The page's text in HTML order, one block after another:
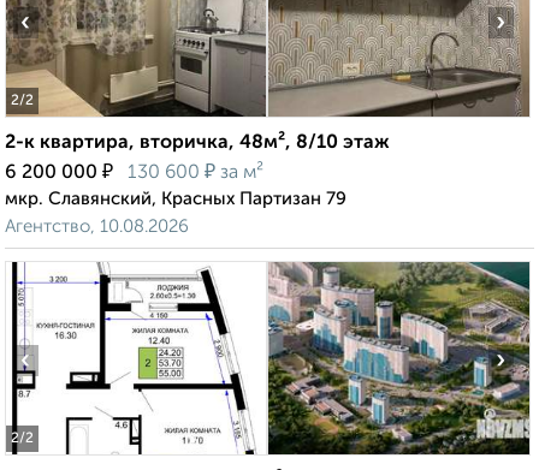
2/2
‹ ›
2-к квартира, вторичка, 48м², 8/10 этаж
6 200 000 ₽ 130 600 ₽ за м²
мкр. Славянский, Красных Партизан 79
Агентство, 10.08.2026
2/2
‹ ›